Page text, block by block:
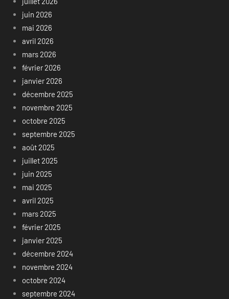
juin 2026
mai 2026
avril 2026
mars 2026
février 2026
janvier 2026
décembre 2025
novembre 2025
octobre 2025
septembre 2025
août 2025
juillet 2025
juin 2025
mai 2025
avril 2025
mars 2025
février 2025
janvier 2025
décembre 2024
novembre 2024
octobre 2024
septembre 2024